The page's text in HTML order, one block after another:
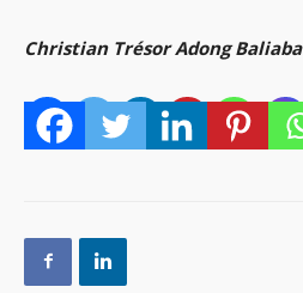
Christian Trésor Adong Baliaba